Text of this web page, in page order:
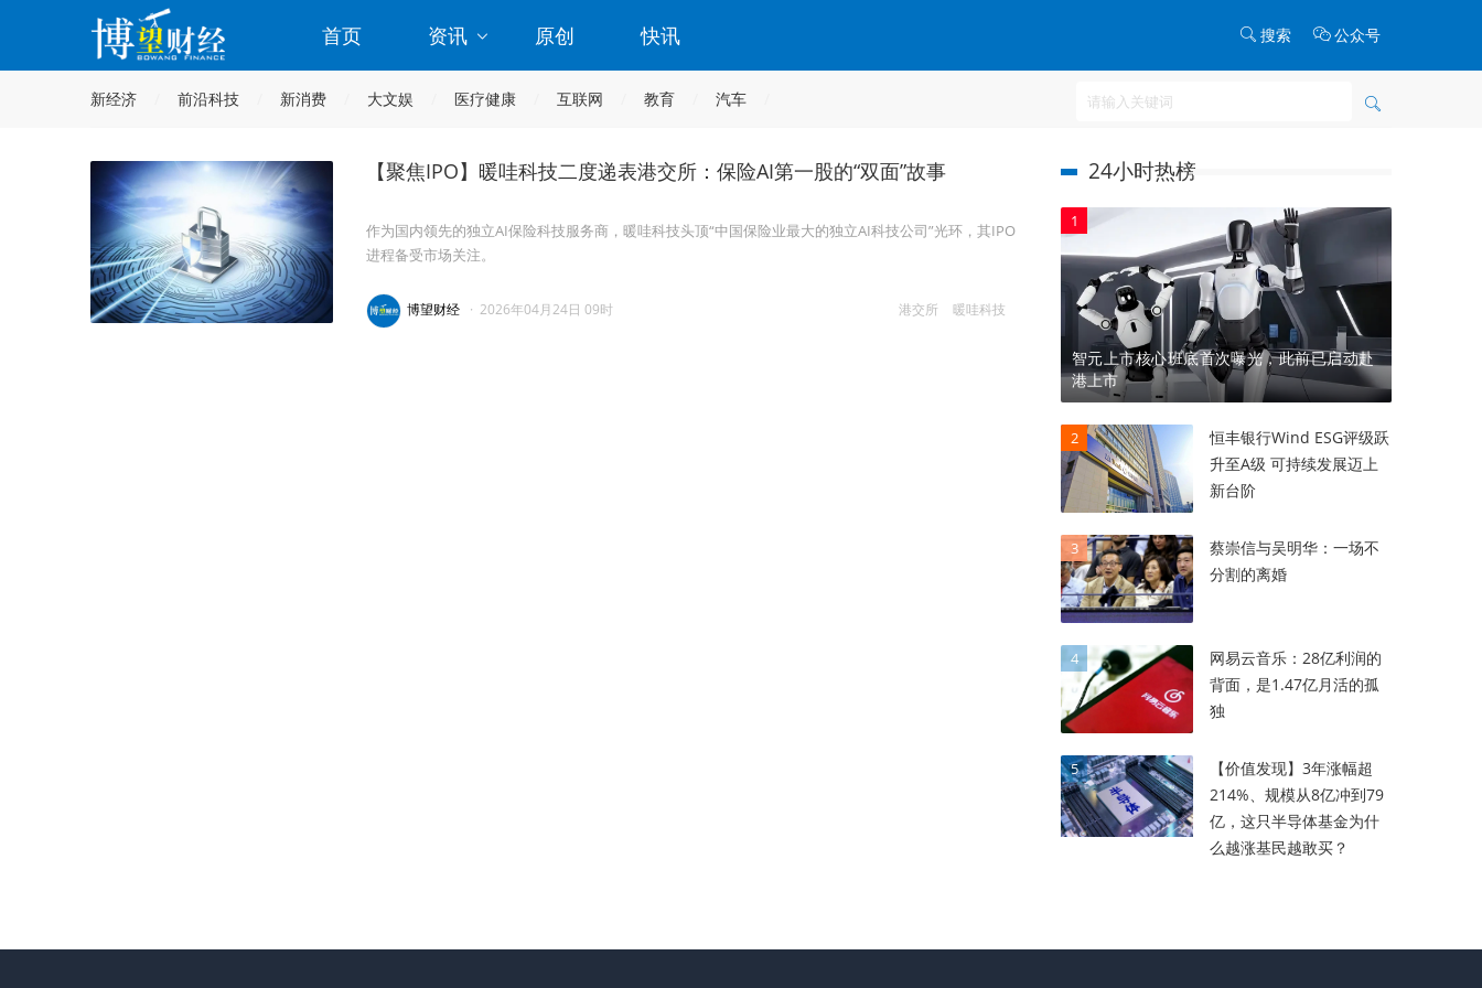
首页 资讯 原创 快讯 搜索 公众号
新经济 前沿科技 新消费 大文娱 医疗健康 互联网 教育 汽车
【聚焦IPO】暖哇科技二度递表港交所：保险AI第一股的“双面”故事
作为国内领先的独立AI保险科技服务商，暖哇科技头顶“中国保险业最大的独立AI科技公司”光环，其IPO
进程备受市场关注。
港交所 暖哇科技
博望财经 · 2026年04月24日 09时
24小时热榜
1
智元上市核心班底首次曝光，此前已启动赴
港上市
2
恒丰银行Wind ESG评级跃
升至A级 可持续发展迈上
新台阶
3
蔡崇信与吴明华：一场不
分割的离婚
4
网易云音乐：28亿利润的
背面，是1.47亿月活的孤
独
5
【价值发现】3年涨幅超
214%、规模从8亿冲到79
亿，这只半导体基金为什
么越涨基民越敢买？